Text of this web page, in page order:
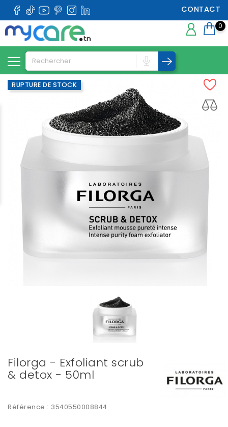
CONTACT
0
RUPTURE DE STOCK
Filorga - Exfoliant scrub
& detox - 50ml
Référence : 3540550008844